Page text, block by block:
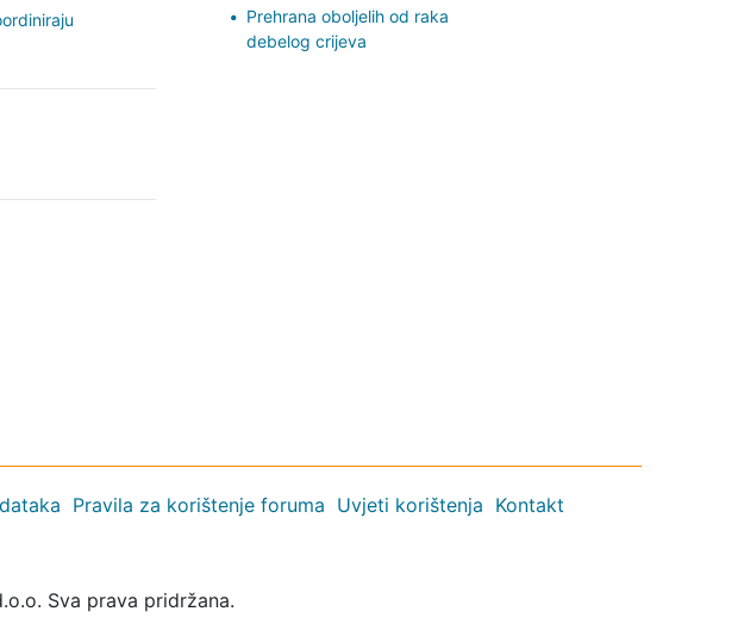
Prehrana oboljelih od raka
debelog crijeva
Pravila za korištenje foruma Uvjeti korištenja Kontakt
Sva prava pridržana.